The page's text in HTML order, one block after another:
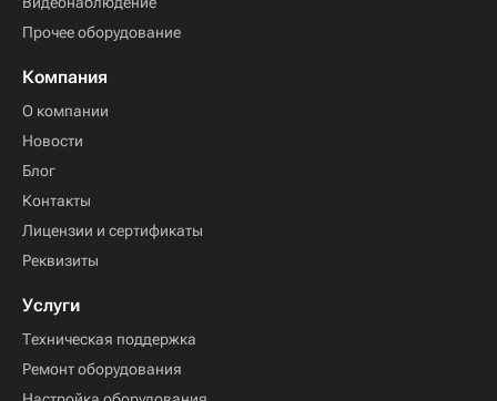
Прочее оборудование
Компания
О компании
Новости
Блог
Контакты
Лицензии и сертификаты
Реквизиты
Услуги
Техническая поддержка
Ремонт оборудования